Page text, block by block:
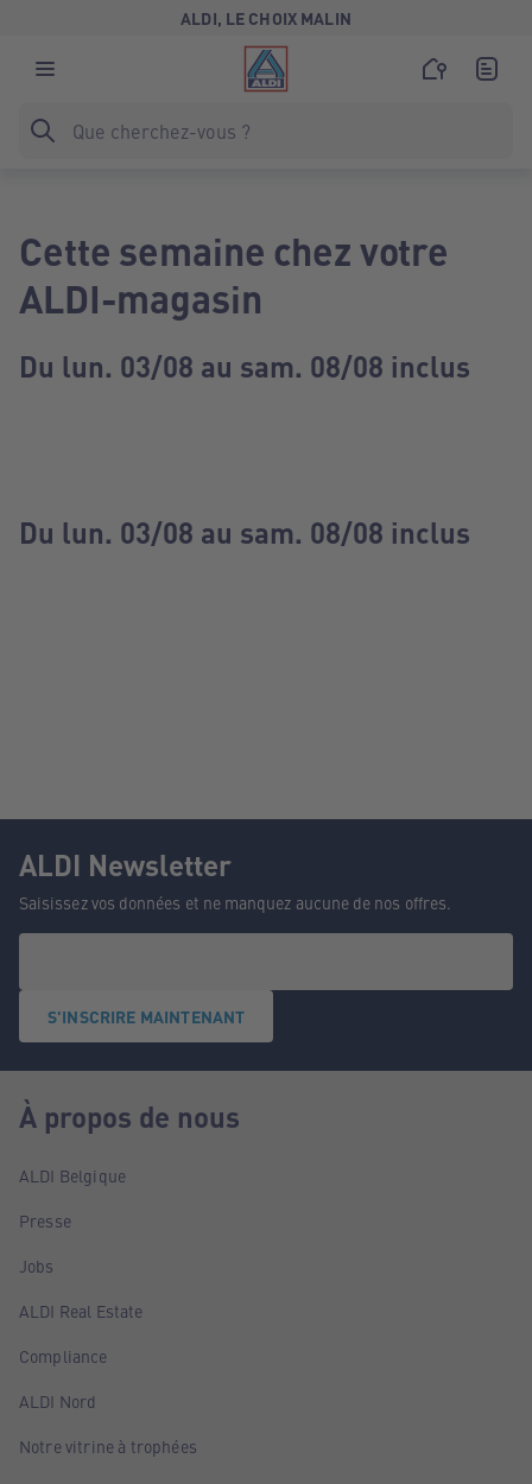
ALDI, LE CHOIX MALIN
Cette semaine chez votre
ALDI-magasin
Du lun. 03/08 au sam. 08/08 inclus
Du lun. 03/08 au sam. 08/08 inclus
ALDI Newsletter
Saisissez vos données et ne manquez aucune de nos offres.
S'INSCRIRE MAINTENANT
À propos de nous
ALDI Belgique
Presse
Jobs
ALDI Real Estate
Compliance
ALDI Nord
Notre vitrine à trophées